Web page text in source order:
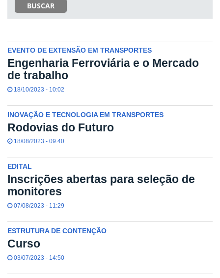
BUSCAR
EVENTO DE EXTENSÃO EM TRANSPORTES
Engenharia Ferroviária e o Mercado
de trabalho
18/10/2023 - 10:02
INOVAÇÃO E TECNOLOGIA EM TRANSPORTES
Rodovias do Futuro
18/08/2023 - 09:40
EDITAL
Inscrições abertas para seleção de
monitores
07/08/2023 - 11:29
ESTRUTURA DE CONTENÇÃO
Curso
03/07/2023 - 14:50